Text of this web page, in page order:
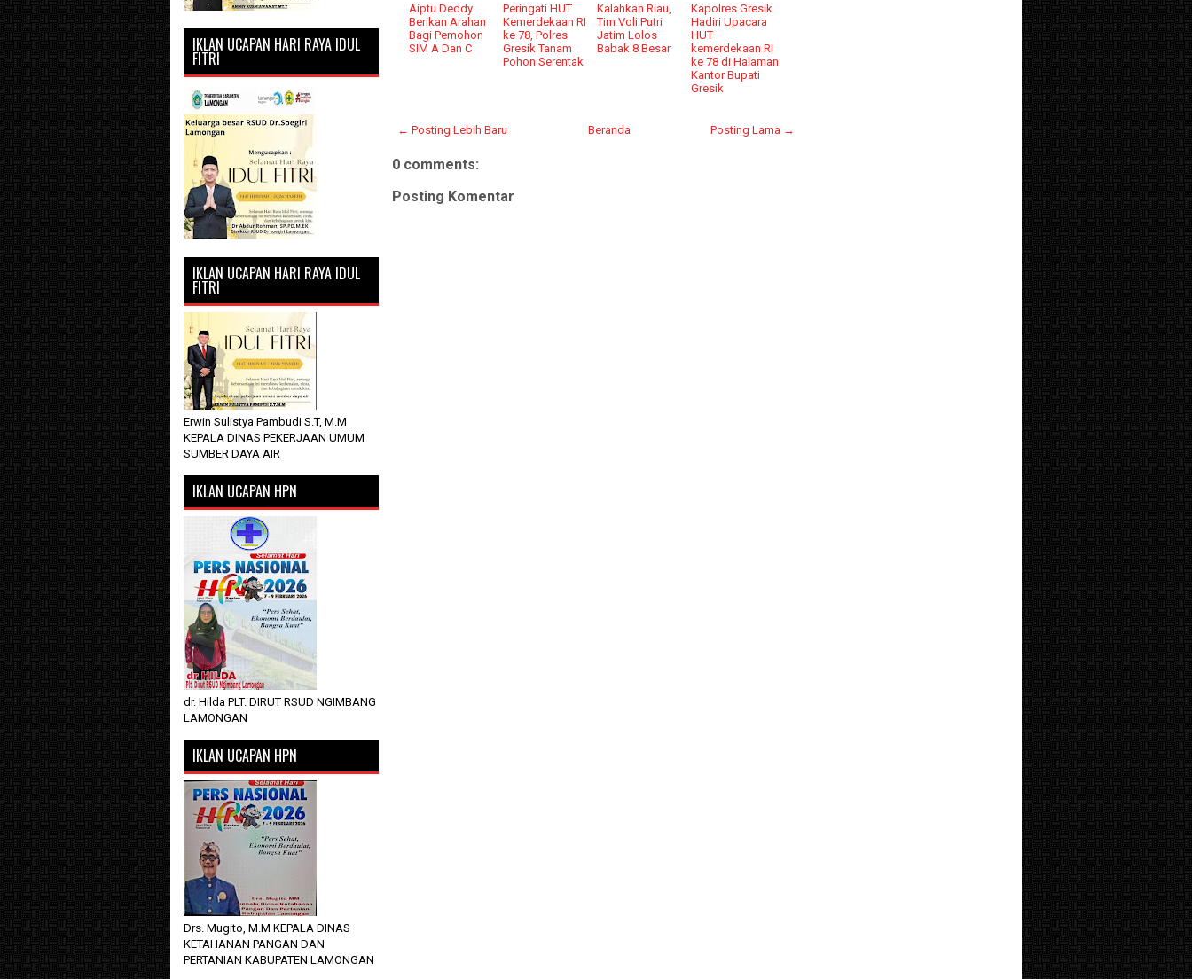
Aiptu Deddy
Berikan Arahan
Bagi Pemohon
SIM A Dan C
Peringati HUT
Kemerdekaan RI
ke 78, Polres
Gresik Tanam
Pohon Serentak
Kalahkan Riau,
Tim Voli Putri
Jatim Lolos
Babak 8 Besar
Kapolres Gresik
Hadiri Upacara
HUT
kemerdekaan RI
ke 78 di Halaman
Kantor Bupati
Gresik
← Posting Lebih Baru Posting Lama →
Beranda
0 comments:
Posting Komentar
IKLAN UCAPAN HARI RAYA IDUL
FITRI
IKLAN UCAPAN HARI RAYA IDUL
FITRI
Erwin Sulistya Pambudi S.T, M.M
KEPALA DINAS PEKERJAAN UMUM
SUMBER DAYA AIR
IKLAN UCAPAN HPN
dr. Hilda PLT. DIRUT RSUD NGIMBANG
LAMONGAN
IKLAN UCAPAN HPN
Drs. Mugito, M.M KEPALA DINAS
KETAHANAN PANGAN DAN
PERTANIAN KABUPATEN LAMONGAN